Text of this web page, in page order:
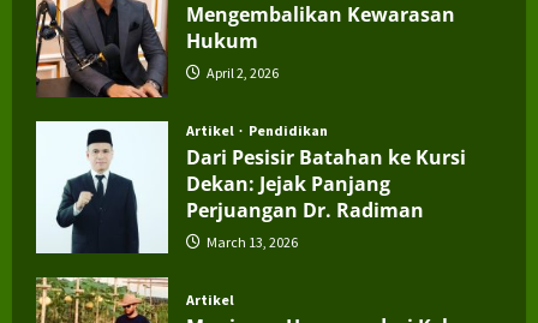
Mengembalikan Kewarasan
Hukum
April 2, 2026
Artikel Pendidikan
Dari Pesisir Batahan ke Kursi
Dekan: Jejak Panjang
Perjuangan Dr. Radiman
March 13, 2026
Artikel